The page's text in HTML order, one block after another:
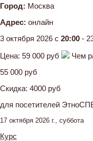
Город: Москва
Адрес: онлайн
3 октября 2026 c 20:00 -
Цена: 59 000 руб
Чем
55 000 руб
Скидка: 4000 руб
для посетителей
17 октября 2026 г., суббота
Курс